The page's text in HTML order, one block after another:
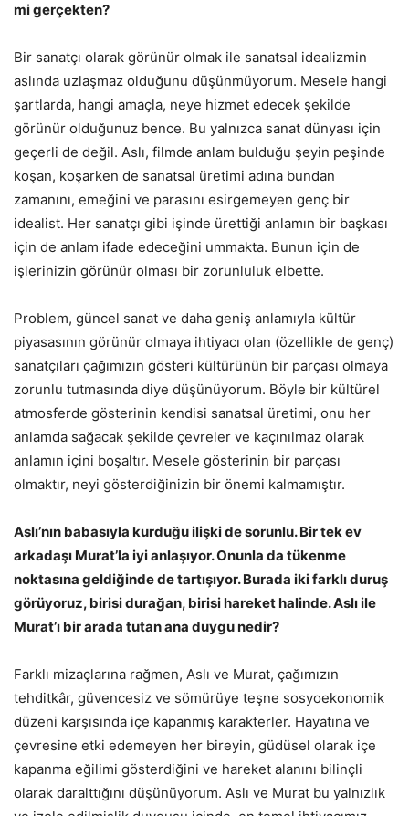
mi gerçekten?
Bir sanatçı olarak görünür olmak ile sanatsal idealizmin
aslında uzlaşmaz olduğunu düşünmüyorum. Mesele hangi
şartlarda, hangi amaçla, neye hizmet edecek şekilde
görünür olduğunuz bence. Bu yalnızca sanat dünyası için
geçerli de değil. Aslı, filmde anlam bulduğu şeyin peşinde
koşan, koşarken de sanatsal üretimi adına bundan
zamanını, emeğini ve parasını esirgemeyen genç bir
idealist. Her sanatçı gibi işinde ürettiği anlamın bir başkası
için de anlam ifade edeceğini ummakta. Bunun için de
işlerinizin görünür olması bir zorunluluk elbette.
Problem, güncel sanat ve daha geniş anlamıyla kültür
piyasasının görünür olmaya ihtiyacı olan (özellikle de genç)
sanatçıları çağımızın gösteri kültürünün bir parçası olmaya
zorunlu tutmasında diye düşünüyorum. Böyle bir kültürel
atmosferde gösterinin kendisi sanatsal üretimi, onu her
anlamda sağacak şekilde çevreler ve kaçınılmaz olarak
anlamın içini boşaltır. Mesele gösterinin bir parçası
olmaktır, neyi gösterdiğinizin bir önemi kalmamıştır.
Aslı’nın babasıyla kurduğu ilişki de sorunlu. Bir tek ev
arkadaşı Murat’la iyi anlaşıyor. Onunla da tükenme
noktasına geldiğinde de tartışıyor. Burada iki farklı duruş
görüyoruz, birisi durağan, birisi hareket halinde. Aslı ile
Murat’ı bir arada tutan ana duygu nedir?
Farklı mizaçlarına rağmen, Aslı ve Murat, çağımızın
tehditkâr, güvencesiz ve sömürüye teşne sosyoekonomik
düzeni karşısında içe kapanmış karakterler. Hayatına ve
çevresine etki edemeyen her bireyin, güdüsel olarak içe
kapanma eğilimi gösterdiğini ve hareket alanını bilinçli
olarak daralttığını düşünüyorum. Aslı ve Murat bu yalnızlık